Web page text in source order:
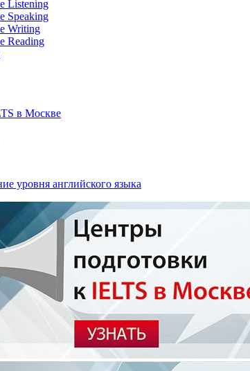
Listening
Speaking
Writing
Reading
в Москве
уровня английского языка